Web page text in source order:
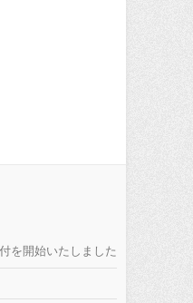
を開始いたしました